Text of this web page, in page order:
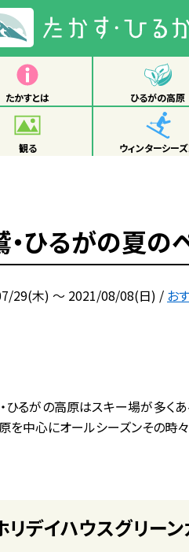
たかすとは ひるがの高原
観る ウィンターシー
・ひるがの夏の
29(木) ～ 2021/08/08(日) / お
ひるがの高原はスキー場が多く
を中心にオールシーズンその時
リデイハウスグリー